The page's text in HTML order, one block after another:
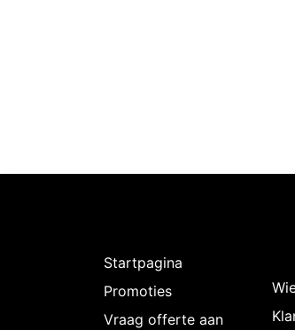
Startpagina
Promoties
Vraag offerte aan